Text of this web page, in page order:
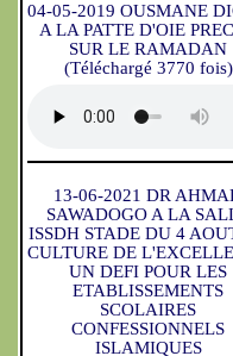
04-05-2019 OUSMANE
A LA PATTE D'OIE
SUR LE RAMADAN
(Téléchargé 3770 fois)
13-06-2021 DR
SAWADOGO A LA
ISSDH STADE DU 4
CULTURE DE
UN DEFI POUR LES
ETABLISSEMENTS
SCOLAIRES
CONFESSIONNELS
ISLAMIQUES